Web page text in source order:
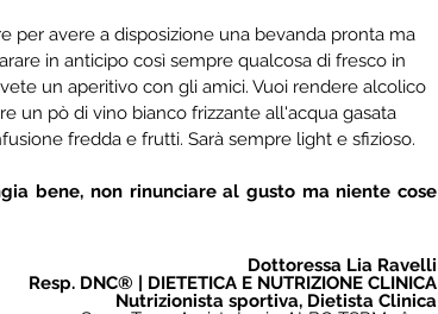
per avere a disposizione una bevanda pronta ma
in anticipo così sempre qualcosa di fresco in
un aperitivo con gli amici. Vuoi rendere alcolico
un pò di vino bianco frizzante all'acqua gasata
fredda e frutti. Sarà sempre light e sfizioso.
bene, non rinunciare al gusto ma niente cose
Dottoressa Lia Ravelli
Resp. DNC® | DIETETICA E NUTRIZIONE CLINICA
Nutrizionista sportiva, Dietista Clinica